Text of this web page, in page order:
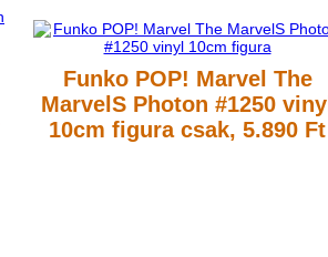
Funko POP! Marvel The
MarvelS Photon #1250 vinyl
10cm figuracsak, 5.890 Ft